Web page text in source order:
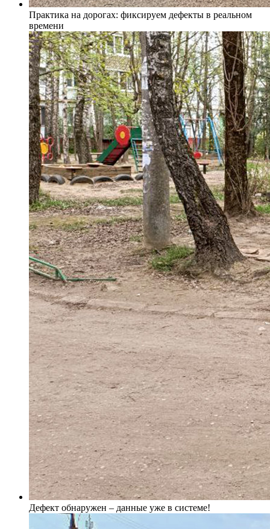
Практика на дорогах: фиксируем дефекты в реальном
времени
Дефект обнаружен – данные уже в системе!